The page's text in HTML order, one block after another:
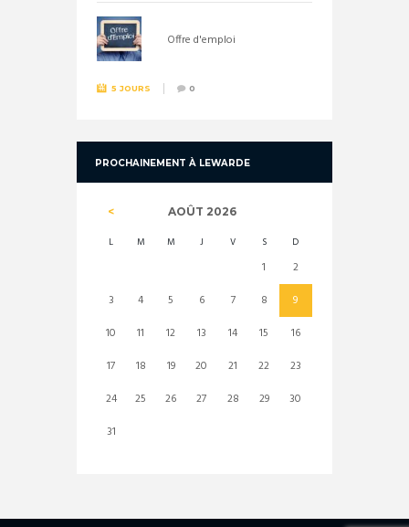
Offre d'emploi
5 JOURS 0
PROCHAINEMENT À LEWARDE
AOÛT 2026
L M M J V S D
1
2
3
4 5 6 7 8
9
10
11 12 13 14 15
16
17
18 19 20 21 22
23
24
25 26 27 28 29
30
31